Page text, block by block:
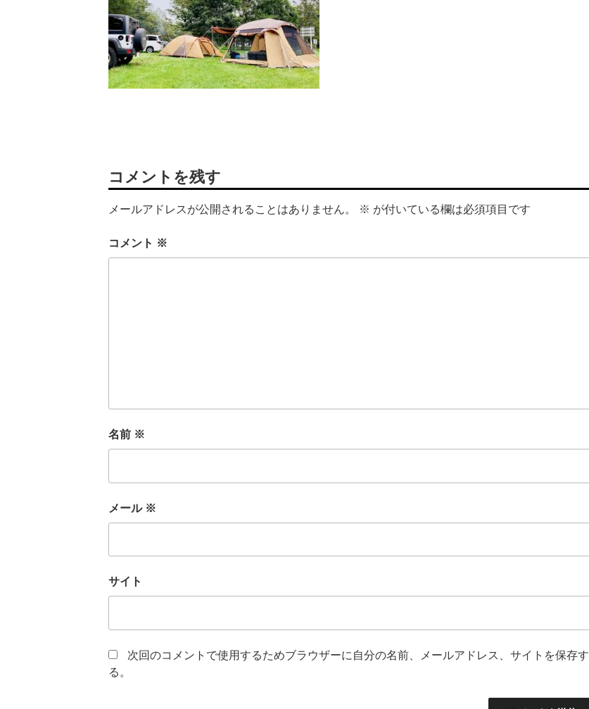
コメントを残す
メールアドレスが公開されることはありません。 ※ が付いている欄は必須項目です
コメント ※
名前 ※
メール ※
サイト
次回のコメントで使用するためブラウザーに自分の名前、メールアドレス、サイトを保存す
る。